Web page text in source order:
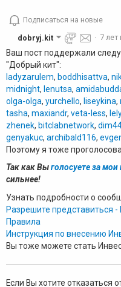
Подписаться на новые
dobryj.kit · 7 лет
Ваш пост поддержали
"Добрый кит":
ladyzarulem, boddhisattva,
midnight, lenutsa,
olga-olga, yurchello, liseykina,
tasha, maxiandr, veta-less,
zhenek, bitclabnetwork,
genyakuc, archibald116,
Поэтому я тоже
Так как Выголосуете за
сильнее!
Узнать подробности о
Разрешите представиться
Правила
Инструкция по внесению
Вы тоже можете стать
Если Вы хотите отказаться